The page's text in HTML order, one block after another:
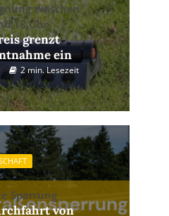
zwischen
18 Uhr
grenzt
ein
2 min. Lesezeit
Sperrung
von